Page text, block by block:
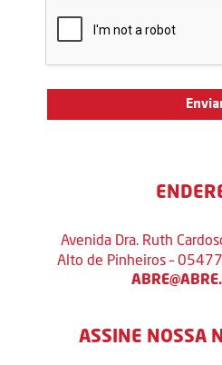
Avenida Dra. Ruth
Alto de Pinheiros –
ASSINE NOSSA